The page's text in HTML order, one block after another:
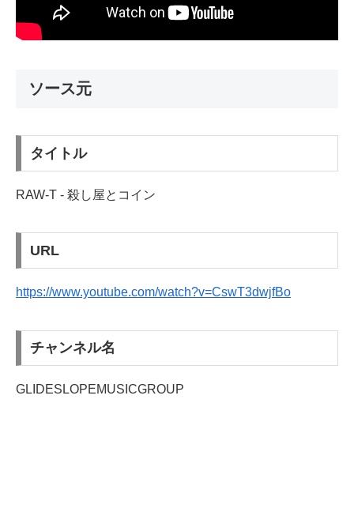
ソース元
タイトル
RAW-T - 殺し屋とコイン
URL
https://www.youtube.com/watch?v=CswT3dwjfBo
チャンネル名
GLIDESLOPEMUSICGROUP